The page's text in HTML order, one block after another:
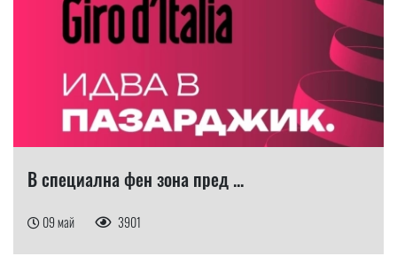
В специална фен зона пред ...
09 май 3901